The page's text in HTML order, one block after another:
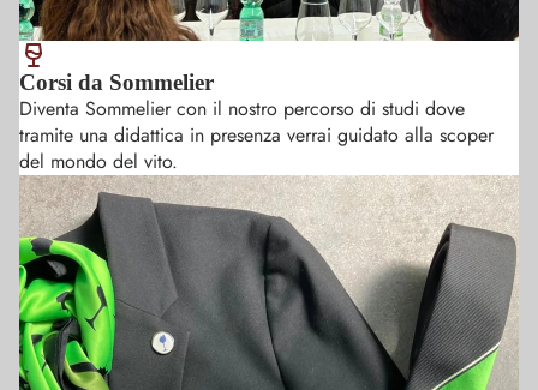
Corsi da Sommelier
Diventa Sommelier con il nostro percorso di studi dove
tramite una didattica in presenza verrai guidato alla scoper
del mondo del vito.